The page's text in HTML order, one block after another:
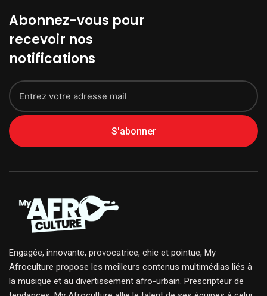
Abonnez-vous pour
recevoir nos
notifications
S'abonner
Engagée, innovante, provocatrice, chic et pointue, My
Afroculture propose les meilleurs contenus multimédias liés à
la musique et au divertissement afro-urbain. Prescripteur de